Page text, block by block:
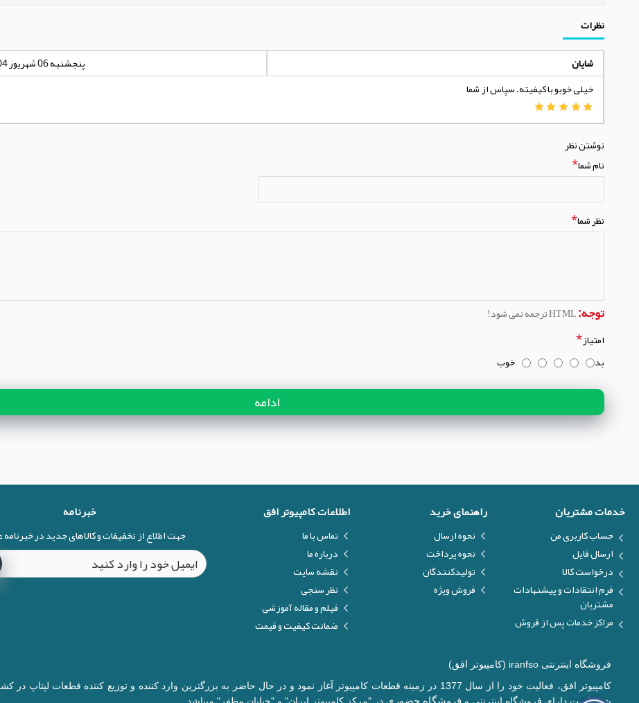
نظرات
شایان
پنجشنبه 06 شهریور 1404 - 00:00:00
خیلی خوبو با کیفیته. سپاس از شما
نوشتن نظر
نام شما
نظر شما
توجه:
امتیاز
بد
خوب
ادامه
خدمات مشتریان
حساب کاربری من
ارسال فایل
درخواست کالا
فرم انتقادات و پیشنهادات
مشتریان
مراکز خدمات پس از فروش
راهنمای خرید
نحوه ارسال
نحوه پرداخت
تولیدکنندگان
فروش ویژه
اطلاعات کامپیوتر افق
تماس با ما
درباره ما
نقشه سایت
نظر سنجی
فیلم و مقاله آموزشی
ضمانت کیفیت و قیمت
خبرنامه
جهت اطلاع از تخفیفات و کالاهای جدید در
فروشگاه اینترنتی iranfso (کامپیوتر افق)
کامپیوتر افق، فعالیت خود را از سال 1377 در زمینه قطعات کامپیوتر آغاز نمود و در حال حاضر به بزرگترین وارد کننده و توزیع
فروشگاه حضوری